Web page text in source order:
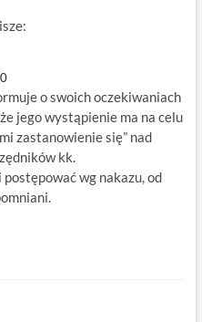
o swoich oczekiwaniach
jego wystąpienie ma na celu
zastanowienie się” nad
kk.
postępować wg nakazu, od